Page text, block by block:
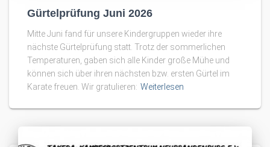
Gürtelprüfung Juni 2026
Mitte Juni fand für unsere Kindergruppen wieder ihre
nächste Gürtelprüfung statt. Trotz der sommerlichen
Temperaturen, gaben sich alle Kinder große Mühe und
können sich über ihren nächsten bzw. ersten Gürtel im
Karate freuen. Wir gratulieren: Weiterlesen